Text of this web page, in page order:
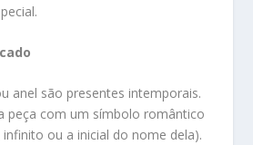
anel são presentes intemporais.
peça com um símbolo romântico
ou a inicial do nome dela).